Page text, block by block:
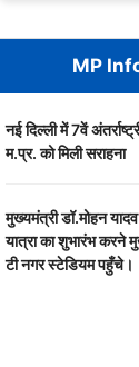
MP
नई दिल्ली में 7वें
म.प्र. को मिली सराहना
मुख्यमंत्री डॉ.मोहन
यात्रा का शुभारंभ करने
टी नगर स्टेडियम पहुँचे।